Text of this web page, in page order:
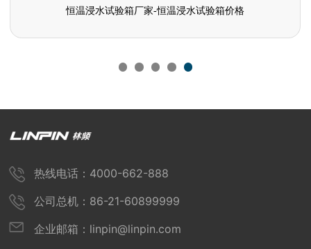
恒温浸水试验箱厂家-恒温浸水试验箱价格
热线电话：4000-662-888
公司总机：86-21-60899999
企业邮箱：linpin@linpin.com